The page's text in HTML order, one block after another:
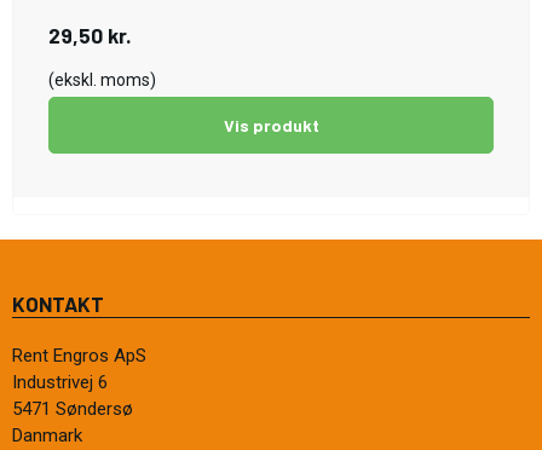
29,50 kr.
(ekskl. moms)
Vis produkt
KONTAKT
Rent Engros ApS
Industrivej 6
5471 Søndersø
Danmark